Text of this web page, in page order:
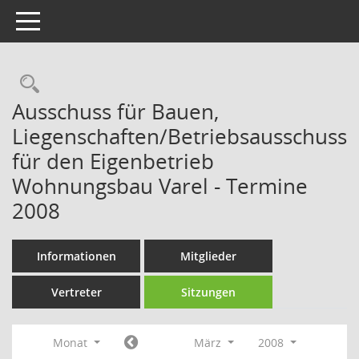
Toggle navigation
Rechercheauswahl
Ausschuss für Bauen,
Liegenschaften/Betriebsausschuss
für den Eigenbetrieb
Wohnungsbau Varel - Termine
2008
Informationen Mitglieder
Vertreter Sitzungen
Monat März
2008